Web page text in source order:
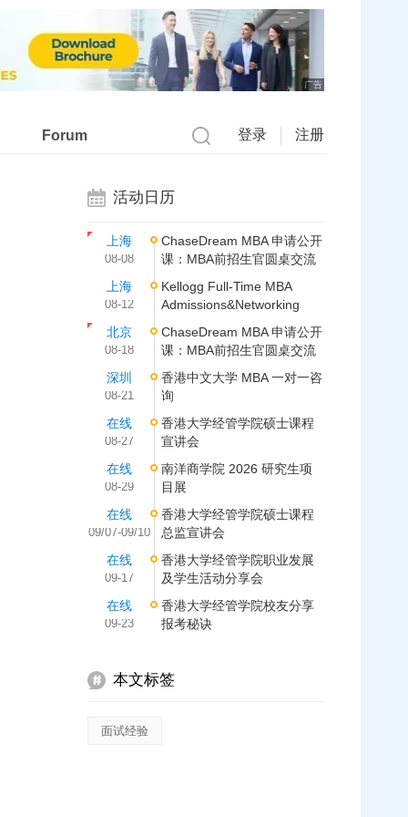
广告
Forum 登录 注册
活动日历
上海
08-08
ChaseDream MBA 申请公开
课：MBA前招生官圆桌交流
上海
08-12
Kellogg Full-Time MBA
Admissions&Networking
北京
08-18
ChaseDream MBA 申请公开
课：MBA前招生官圆桌交流
深圳
08-21
香港中文大学 MBA 一对一咨
询
在线
08-27
香港大学经管学院硕士课程
宣讲会
在线
08-29
南洋商学院 2026 研究生项
目展
在线
09/07-09/10
香港大学经管学院硕士课程
总监宣讲会
在线
09-17
香港大学经管学院职业发展
及学生活动分享会
在线
09-23
香港大学经管学院校友分享
报考秘诀
本文标签
面试经验